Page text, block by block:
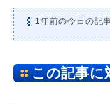
1年前の今日の記
この記事に